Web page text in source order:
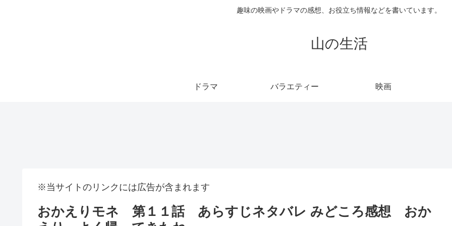
趣味の映画やドラマの感想、お役立ち情報などを書いています。
山の生活
ドラマ バラエティー 映画
※当サイトのリンクには広告が含まれます
おかえりモネ 第１１話 あらすじネタバレ みどころ感想 おか